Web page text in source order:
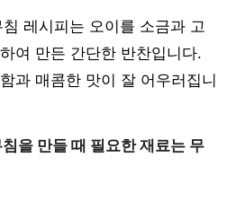
레시피는 오이를 소금과 고
여 만든 간단한 반찬입니다.
과 매콤한 맛이 잘 어우러집니
을 만들 때 필요한 재료는 무